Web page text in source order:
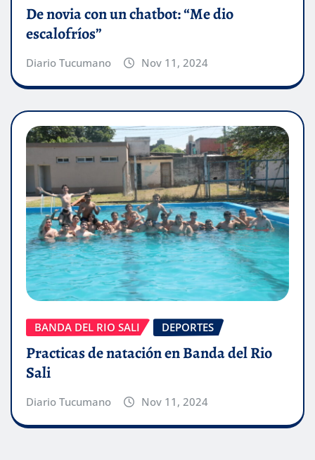
De novia con un chatbot: “Me dio
escalofríos”
Diario Tucumano Nov 11, 2024
BANDA DEL RIO SALI DEPORTES
Practicas de natación en Banda del Rio
Sali
Diario Tucumano Nov 11, 2024